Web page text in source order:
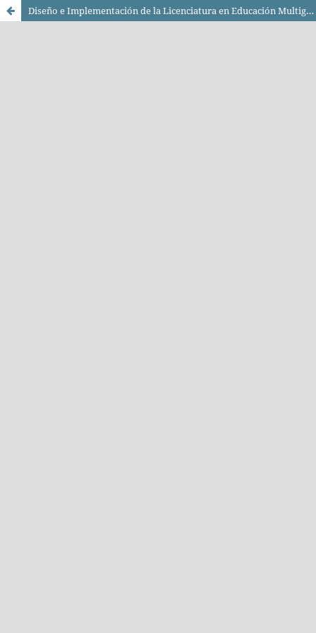
Diseño e Implementación de la Licenciatura en Educación Multigrado en México: Aportes a la Formación Inicial Docente